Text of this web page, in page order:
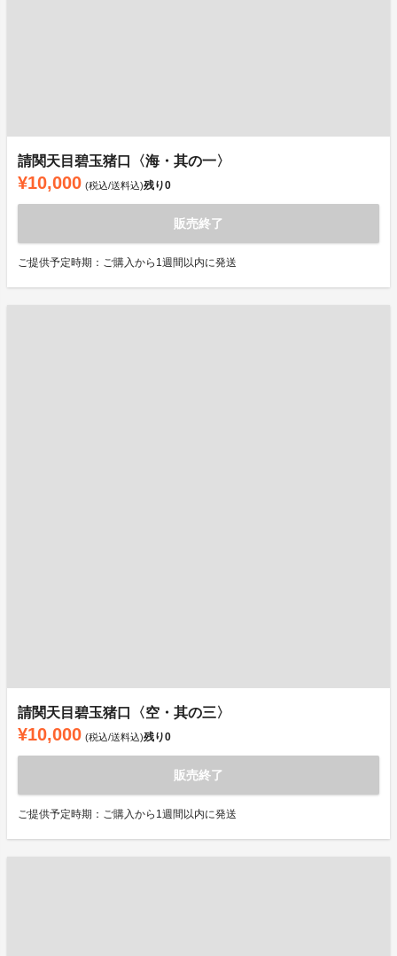
請関天目碧玉猪口〈海・其の一〉
¥10,000 (税込/送料込)残り0
販売終了
ご提供予定時期：ご購入から1週間以内に発送
請関天目碧玉猪口〈空・其の三〉
¥10,000 (税込/送料込)残り0
販売終了
ご提供予定時期：ご購入から1週間以内に発送